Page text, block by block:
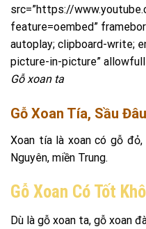
src=”https://
feature=oembed”
autoplay; clipboard-write;
picture-in-picture”
Gỗ xoan ta
Gỗ Xoan Tía, Sầu
Xoan tía là xoan có gỗ
Nguyên, miền Trung.
Gỗ Xoan Có Tốt
Dù là gỗ xoan ta, gỗ xoan